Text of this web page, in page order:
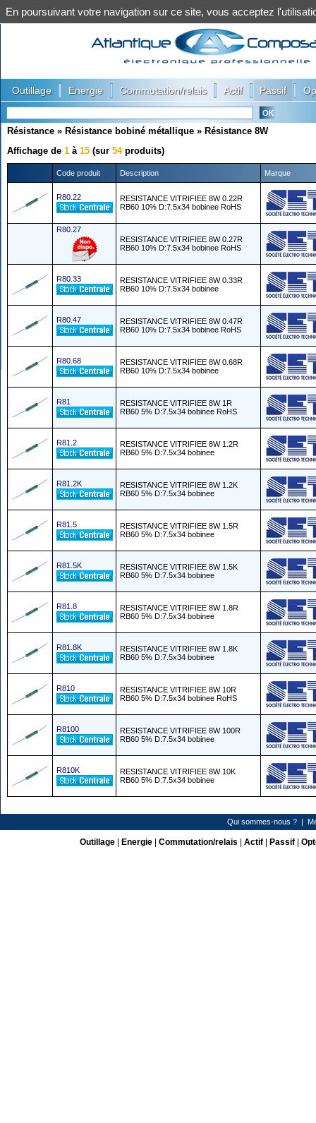
Outillage Energie Commutation/relais Actif Passif
Résistance » Résistance bobiné métallique » Résistance 8W
Affichage de 1 à 15 (sur 54produits)
Code produit Description Marque
R80.22
RESISTANCE VITRIFIEE 8W 0.22R
RB60 10% D:7.5x34 bobinee RoHS
R80.27
RESISTANCE VITRIFIEE 8W 0.27R
RB60 10% D:7.5x34 bobinee RoHS
R80.33
RESISTANCE VITRIFIEE 8W 0.33R
RB60 10% D:7.5x34 bobinee
R80.47
RESISTANCE VITRIFIEE 8W 0.47R
RB60 10% D:7.5x34 bobinee RoHS
R80.68
RESISTANCE VITRIFIEE 8W 0.68R
RB60 10% D:7.5x34 bobinee
R81
RESISTANCE VITRIFIEE 8W 1R
RB60 5% D:7.5x34 bobinee RoHS
R81.2
RESISTANCE VITRIFIEE 8W 1.2R
RB60 5% D:7.5x34 bobinee
R81.2K
RESISTANCE VITRIFIEE 8W 1.2K
RB60 5% D:7.5x34 bobinee
R81.5
RESISTANCE VITRIFIEE 8W 1.5R
RB60 5% D:7.5x34 bobinee
R81.5K
RESISTANCE VITRIFIEE 8W 1.5K
RB60 5% D:7.5x34 bobinee
R81.8
RESISTANCE VITRIFIEE 8W 1.8R
RB60 5% D:7.5x34 bobinee
R81.8K
RESISTANCE VITRIFIEE 8W 1.8K
RB60 5% D:7.5x34 bobinee
R810
RESISTANCE VITRIFIEE 8W 10R
RB60 5% D:7.5x34 bobinee RoHS
R8100
RESISTANCE VITRIFIEE 8W 100R
RB60 5% D:7.5x34 bobinee
R810K
RESISTANCE VITRIFIEE 8W 10K
RB60 5% D:7.5x34 bobinee
Qui sommes-nous ? |
Outillage| Energie| Commutation/relais Actif| Passif|
En poursuivant votre navigation sur ce site, vous acceptez